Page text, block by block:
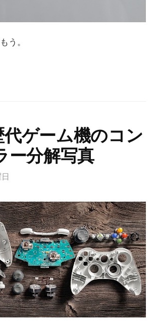
う。
代ゲーム機のコン
ー分解写真